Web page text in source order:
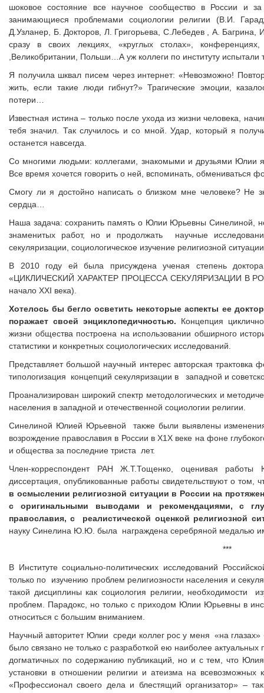
шоковое состояние все научное сообщество в России и
занимающиеся проблемами социологии религии (В.И.
Д.Узланер, Б. Докторов, Л. Григорьева, С.Лебедев , А. Багрина,
сразу в своих лекциях, «круглых столах»,
,Великобритании, Польши…А уж коллеги по институту
Я получила шквал писем через интернет: «Невозможно!
жить, если такие люди гибнут?» Трагические эмоции,
потери…
Известная истина – только после ухода из жизни человека,
тебя значил. Так случилось и со мной. Удар, который я
останется навсегда.
Со многими людьми: коллегами, знакомыми и друзьями Юлии
Все время хочется говорить о ней, вспоминать, обмениваться
Смогу ли я достойно написать о близком мне человеке? Не
сердца…
Наша задача: сохранить память о Юлии Юрьевны Синелиной,
знаменитых работ, но и продолжать научные
секуляризации, социологическое изучение религиозной
В 2010 году ей была присуждена ученая степень доктора
«ЦИКЛИЧЕСКИЙ ХАРАКТЕР ПРОЦЕССА СЕКУЛЯРИЗАЦИИ В
начало ХХI века).
Хотелось бы бегло осветить некоторые аспекты ее
поражает своей энциклопедичностью. Концепция
жизни общества построена на использовании обширного
статистики и конкретных социологических исследований.
Представляет большой научный интерес авторская трактовка
типологизация концепций секуляризации в западной и
Проанализирован широкий спектр методологических и
населения в западной и отечественной социологии религии.
Синелиной Юлией Юрьевной также были выявлены изменения
возрождение православия в России в Х1Х веке на фоне
и общества за последние триста лет.
Член-корреспондент РАН Ж.Т.Тощенко, оценивая работы
диссертация, опубликованные работы свидетельствуют о том,
в осмыслении религиозной ситуации в России на
с оригинальными выводами и рекомендациями, с
православия, с реалистической оценкой религиозной
науку Синелина Ю.Ю. была награждена серебряной медалью
***
В Институте социально-политических исследований
только по изучению проблем религиозности населения и
такой дисциплины как социология религии, необходимости
проблем. Парадокс, но только с приходом Юлии Юрьевны в
относиться с большим вниманием.
Научный авторитет Юлии среди коллег рос у меня «на
было связано не только с разработкой ею наиболее
догматичных по содержанию публикаций, но и с тем, что Юлия
установки в отношении религии и атеизма на всевозможных
«Профессионал своего дела и блестящий организатор» –